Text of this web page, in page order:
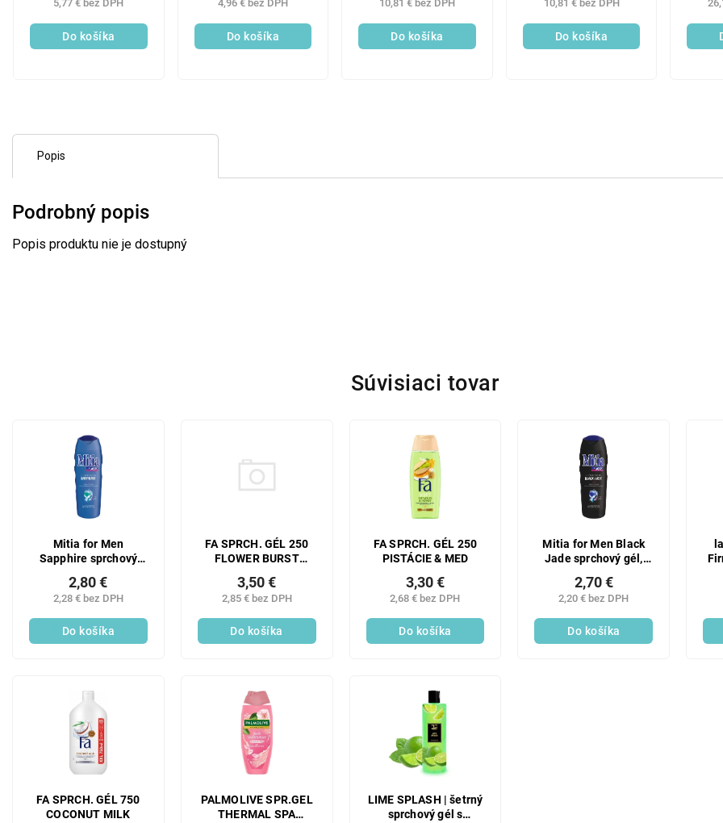
5,77 € bez DPH
Do košíka
4,96 € bez DPH
Do košíka
10,81 € bez DPH
Do košíka
10,81 € bez DPH
Do košíka
Súvisiaci tovar
Mitia for Men
Sapphire sprchový
2,28 € bez DPH
2,80 €
Do košíka
FA SPRCH. GÉL 250
FLOWER BURST
2,85 € bez DPH
3,50 €
Do košíka
FA SPRCH. GÉL 250
PISTÁCIE & MED
2,68 € bez DPH
3,30 €
Do košíka
Mitia for Men Black
Jade sprchový gél,
2,20 € bez DPH
2,70 €
Do košíka
FA SPRCH. GÉL 750
COCONUT MILK
PALMOLIVE SPR.GEL
THERMAL SPA
LIME SPLASH | šetrný
sprchový gél s
Popis
Podrobný popis
Popis produktu nie je dostupný